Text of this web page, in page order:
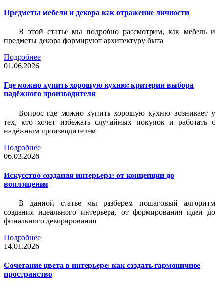
Предметы мебели и декора как отражение личности
В этой статье мы подробно рассмотрим, как мебель и
предметы декора формируют архитектуру быта
Подробнее
01.06.2026
Где можно купить хорошую кухню: критерии выбора
надёжного производителя
Вопрос где можно купить хорошую кухню возникает у
тех, кто хочет избежать случайных покупок и работать с
надёжным производителем
Подробнее
06.03.2026
Искусство создания интерьера: от концепции до
воплощения
В данной статье мы разберем пошаговый алгоритм
создания идеального интерьера, от формирования идеи до
финального декорирования
Подробнее
14.01.2026
Сочетание цвета в интерьере: как создать гармоничное
пространство